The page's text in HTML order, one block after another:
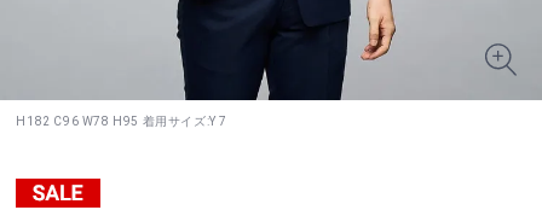
H182 C96 W78 H95 着用サイズ:Y 7